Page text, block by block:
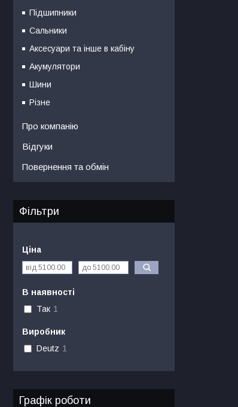
Підшипники
Сальники
Аксесуари та інше в кабіну
Акумулятори
Шини
Різне
Про компанію
Відгуки
Повернення та обмін
Фільтри
Ціна
В наявності
Так 1
Виробник
Deutz 1
Графік роботи